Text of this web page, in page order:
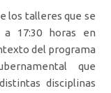
los talleres que se
17:30 horas en
del programa
que
disciplinas